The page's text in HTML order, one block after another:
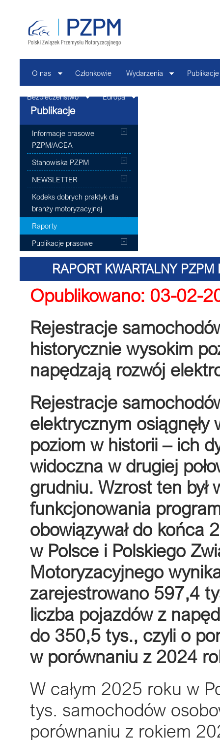
O nas Członkowie Wydarzenia Publikacje
Bezpieczeństwo Europa
Publikacje
Informacje prasowe
PZPM/ACEA
Stanowiska PZPM
NEWSLETTER
Kodeks dobrych praktyk dla
branży motoryzacyjnej
Raporty
Publikacje prasowe
RAPORT KWARTALNY
Opublikowano: 03-02-
Rejestracje
historycznie wysokim
napędzają rozwój
Rejestracje
elektrycznym
poziom w historii – ich
widoczna w drugiej
grudniu. Wzrost ten
funkcjonowania
obowiązywał do końca
w Polsce i Polskiego
Motoryzacyjnego
zarejestrowano 597,4
liczba pojazdów z
do 350,5 tys., czyli o
w porównaniu z 2024
W całym 2025 roku w
tys. samochodów
porównaniu z rokiem